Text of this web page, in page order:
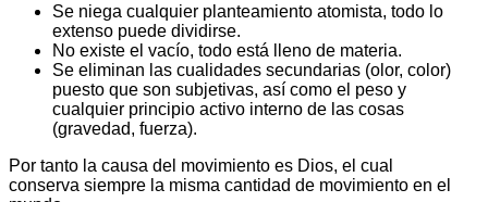
Se niega cualquier planteamiento atomista, todo lo
extenso puede dividirse.
No existe el vacío, todo está lleno de materia.
Se eliminan las cualidades secundarias (olor, color)
puesto que son subjetivas, así como el peso y
cualquier principio activo interno de las cosas
(gravedad, fuerza).
Por tanto la causa del movimiento es Dios, el cual
conserva siempre la misma cantidad de movimiento en el